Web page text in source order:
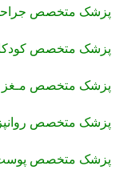
پزشک متخصص
پزشک متخصص
پزشک متخصص مـغز
پزشک متخصص
پزشک متخصص پوست